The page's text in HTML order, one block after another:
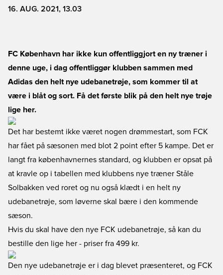
16. AUG. 2021, 13.03
FC København har ikke kun offentliggjort en ny træner i
denne uge, i dag offentliggør klubben sammen med
Adidas den helt nye udebanetrøje, som kommer til at
være i blåt og sort. Få det første blik på den helt nye trøje
lige her.
Det har bestemt ikke været nogen drømmestart, som FCK
har fået på sæsonen med blot 2 point efter 5 kampe. Det er
langt fra københavnernes standard, og klubben er opsat på
at kravle op i tabellen med klubbens nye træner Ståle
Solbakken ved roret og nu også klædt i en helt ny
udebanetrøje, som løverne skal bære i den kommende
sæson.
Hvis du skal have den nye FCK udebanetrøje, så kan du
bestille den lige her - priser fra 499 kr.
Den nye udebanetrøje er i dag blevet præsenteret, og FCK